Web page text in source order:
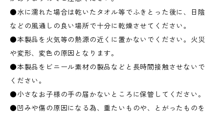
●水に濡れた場合は乾いたタオル等でふきとった後に、日陰
などの風通しの良い場所で十分に乾燥させてください。
●本製品を火気等の熱源の近くに置かないでください。火災
や変形、変色の原因となります。
●本製品をビニール素材の製品などと長時間接触させないで
ください。
●小さなお子様の手の届かないところに保管してください。
●凹みや傷の原因になる為、重たいものや、とがったものを